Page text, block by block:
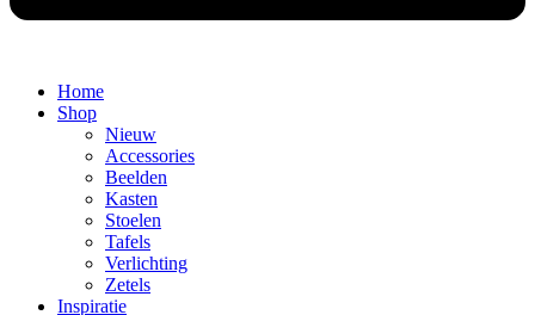
Home
Shop
Nieuw
Accessories
Beelden
Kasten
Stoelen
Tafels
Verlichting
Zetels
Inspiratie